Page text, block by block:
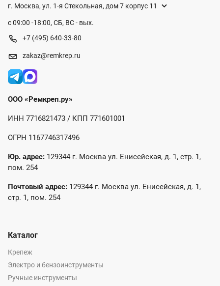
г. Москва, ул. 1-я Стекольная, дом 7 корпус 11
с 09:00 -18:00, СБ, ВС - вых.
+7 (495) 640-33-80
zakaz@remkrep.ru
ООО «Ремкреп.ру»
ИНН 7716821473 / КПП 771601001
ОГРН 1167746317496
Юр. адрес: 129344 г. Москва ул. Енисейская, д. 1, стр. 1,
пом. 254
Почтовый адрес: 129344 г. Москва ул. Енисейская, д. 1,
стр. 1, пом. 254
Каталог
Крепеж
Электро и бензоинструменты
Ручные инструменты